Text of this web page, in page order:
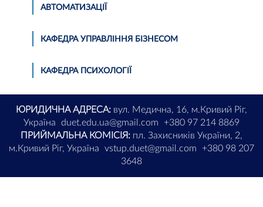
АВТОМАТИЗАЦІЇ
КАФЕДРА УПРАВЛІННЯ БІЗНЕСОМ
КАФЕДРА ПСИХОЛОГІЇ
ЮРИДИЧНА АДРЕСА: вул. Медична, 16, м.Кривий Ріг,
Україна
duet.edu.ua@gmail.com
+380 97 214 8869
ПРИЙМАЛЬНА КОМІСІЯ: пл. Захисників України, 2,
м.Кривий Ріг, Україна
vstup.duet@gmail.com
+380 98 207
3648